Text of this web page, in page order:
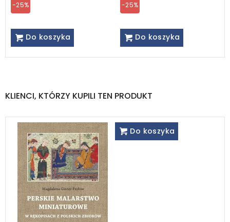
-25%
Do koszyka
-25%
Do koszyka
KLIENCI, KTÓRZY KUPILI TEN PRODUKT
Do koszyka